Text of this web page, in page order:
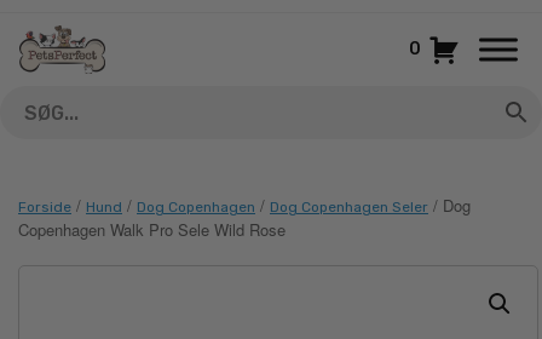
indhold
0
Forside / Hund / Dog Copenhagen / Dog Copenhagen Seler / Dog
Copenhagen Walk Pro Sele Wild Rose